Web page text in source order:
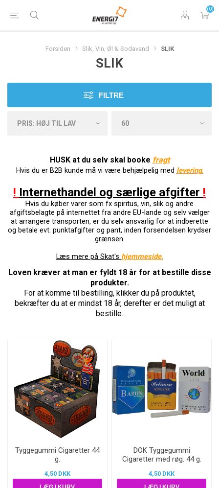
(0)
Forsiden Slik, Vin, Øl & Sodavand SLIK
SLIK
FILTRE
HUSK at du selv skal booke fragt
Hvis du er B2B kunde må vi være behjælpelig med levering.
! Internethandel og særlige afgifter !
Hvis du køber varer som fx spiritus, vin, slik og andre
afgiftsbelagte på internettet fra andre EU-lande og selv vælger
at arrangere transporten, er du selv ansvarlig for at indberette
og betale evt. punktafgifter og pant, inden forsendelsen krydser
grænsen.
Læs mere på Skat's hjemmeside.
Loven kræver at man er fyldt 18 år for at bestille disse
produkter.
For at komme til bestilling, klikker du på produktet,
bekræfter du at er mindst 18 år, derefter er det muligt at
bestille.
Tyggegummi Cigaretter 44
g.
4,50 DKK
DOK Tyggegummi
Cigaretter med røg. 44 g.
4,50 DKK